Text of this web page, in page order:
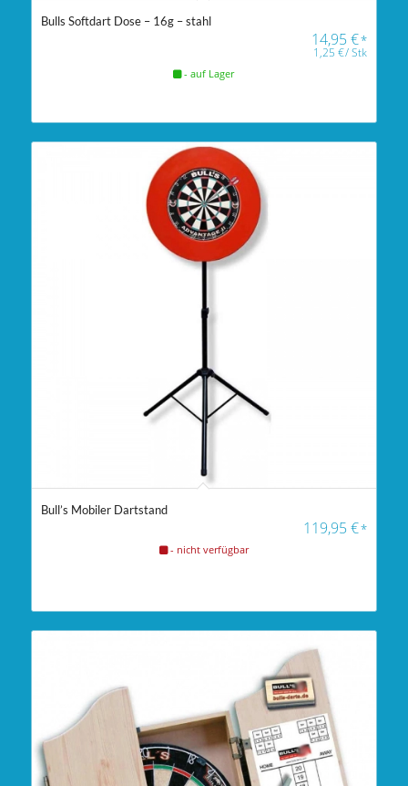
Bulls Softdart Dose – 16g – stahl
14,95€*
1,25€/Stk
- auf Lager
4.00
Bull’s Mobiler Dartstand
119,95€*
- nicht verfügbar